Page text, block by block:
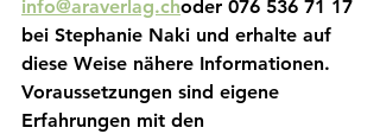
info@araverlag.choder 076 536 71 17
bei Stephanie Naki und erhalte auf
diese Weise nähere Informationen.
Voraussetzungen sind eigene
Erfahrungen mit den